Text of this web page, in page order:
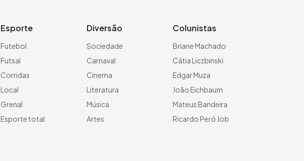
Esporte
Futebol
Futsal
Corridas
Local
Grenal
Esporte total
Diversão
Sociedade
Carnaval
Cinema
Literatura
Música
Artes
Colunistas
Briane Machado
Cátia Liczbinski
Edgar Muza
João Eichbaum
Mateus Bandeira
Ricardo Peró Job